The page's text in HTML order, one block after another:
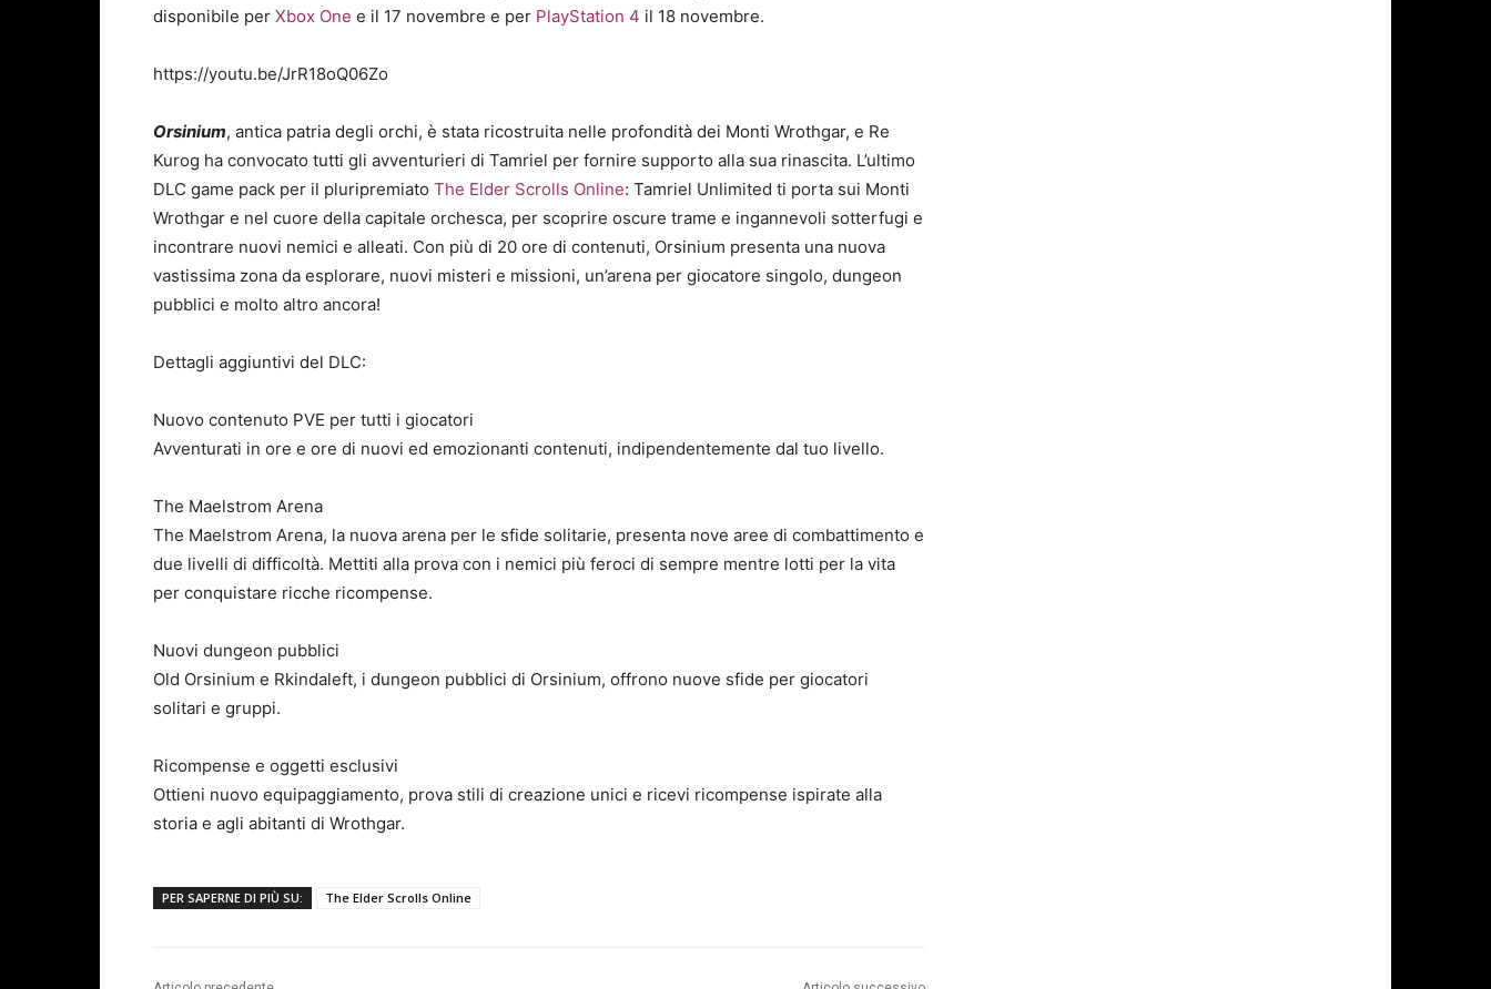
disponibile per Xbox One e il 17 novembre e per PlayStation 4 il 18 novembre.
https://youtu.be/JrR18oQ06Zo
Orsinium, antica patria degli orchi, è stata ricostruita nelle profondità dei Monti Wrothgar, e Re
Kurog ha convocato tutti gli avventurieri di Tamriel per fornire supporto alla sua rinascita. L’ultimo
DLC game pack per il pluripremiato The Elder Scrolls Online: Tamriel Unlimited ti porta sui Monti
Wrothgar e nel cuore della capitale orchesca, per scoprire oscure trame e ingannevoli sotterfugi e
incontrare nuovi nemici e alleati. Con più di 20 ore di contenuti, Orsinium presenta una nuova
vastissima zona da esplorare, nuovi misteri e missioni, un’arena per giocatore singolo, dungeon
pubblici e molto altro ancora!
Dettagli aggiuntivi del DLC:
Nuovo contenuto PVE per tutti i giocatori
Avventurati in ore e ore di nuovi ed emozionanti contenuti, indipendentemente dal tuo livello.
The Maelstrom Arena
The Maelstrom Arena, la nuova arena per le sfide solitarie, presenta nove aree di combattimento e
due livelli di difficoltà. Mettiti alla prova con i nemici più feroci di sempre mentre lotti per la vita
per conquistare ricche ricompense.
Nuovi dungeon pubblici
Old Orsinium e Rkindaleft, i dungeon pubblici di Orsinium, offrono nuove sfide per giocatori
solitari e gruppi.
Ricompense e oggetti esclusivi
Ottieni nuovo equipaggiamento, prova stili di creazione unici e ricevi ricompense ispirate alla
storia e agli abitanti di Wrothgar.
PER SAPERNE DI PIÙ SU: The Elder Scrolls Online